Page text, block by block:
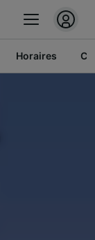
Horaires